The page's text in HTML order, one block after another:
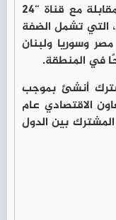
وفي السياق ذاته، أكد نتنياهو في مقابلة مع قناة “24
التي تشمل الضفة
مصر وسوريا ولبنان
في المنطقة.
أنشئ بموجب
الاقتصادي عام
المشترك بين الدول